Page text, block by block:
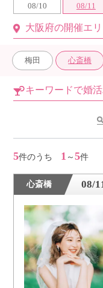
利用規約
個人情報保護方針launch
子どもの安全基準に関
公式アカ
PR
おすすめ
08/10
08/11
大阪府の開催エ
梅田 心斎橋
キーワードで婚
5件のうち 1 ～5件
心斎橋 08/